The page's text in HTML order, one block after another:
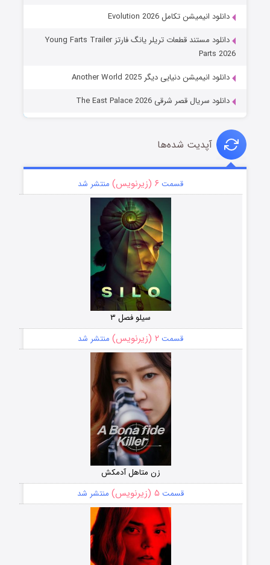
دانلود انیمیشن تکامل Evolution 2026
دانلود مستند قطعات تریلر یانگ فارتز Young Farts Trailer
Parts 2026
دانلود انیمیشن دنیایی دیگر Another World 2025
دانلود سریال قصر شرقی The East Palace 2026
آپدیت شده‌ها
قسمت ۶ (زیرنویس) منتشر شد
سیلو فصل ۳
قسمت ۲ (زیرنویس) منتشر شد
زن متاهل آدمکش
قسمت ۵ (زیرنویس) منتشر شد